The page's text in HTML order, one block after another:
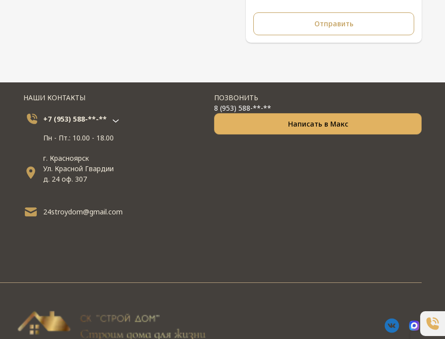
НАШИ КОНТАКТЫ
+7 (953) 588-**-**
Пн - Пт.: 10.00 - 18.00
г. Красноярск
Ул. Красной Гвардии
д. 24 оф. 307
24stroydom@gmail.com
ПОЗВОНИТЬ
8 (953) 588-**-**
Написать в Макс